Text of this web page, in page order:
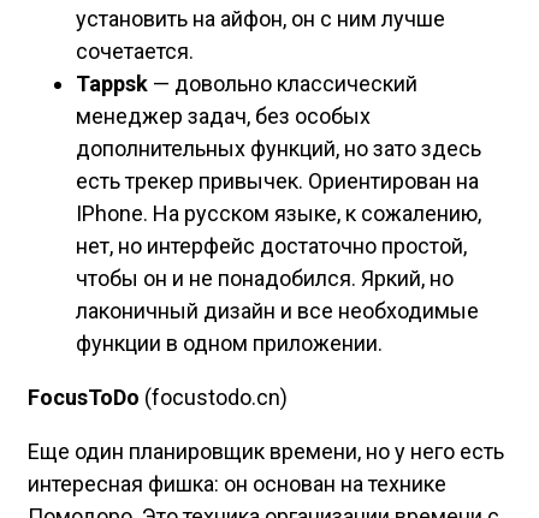
установить на айфон, он с ним лучше
сочетается.
Tappsk — довольно классический
менеджер задач, без особых
дополнительных функций, но зато здесь
есть трекер привычек. Ориентирован на
IPhone. На русском языке, к сожалению,
нет, но интерфейс достаточно простой,
чтобы он и не понадобился. Яркий, но
лаконичный дизайн и все необходимые
функции в одном приложении.
FocusToDo (focustodo.cn)
Еще один планировщик времени, но у него есть
интересная фишка: он основан на технике